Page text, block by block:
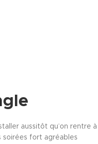
aussitôt qu’on
soirées fort agréables